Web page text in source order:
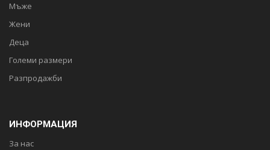
Мъже
Жени
Деца
Големи размери
Разпродажби
ИНФОРМАЦИЯ
За нас